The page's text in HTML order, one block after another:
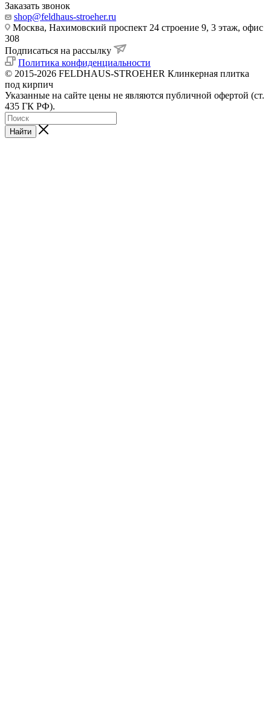
Заказать звонок
shop@feldhaus-stroeher.ru
Москва, Нахимовский проспект 24 строение 9, 3 этаж, офис
308
Подписаться на рассылку
Политика конфиденциальности
© 2015-2026 FELDHAUS-STROEHER Клинкерная плитка
под кирпич
Указанные на сайте цены не являются публичной офертой (ст.
435 ГК РФ).
Найти